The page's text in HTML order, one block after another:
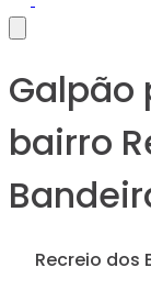
Galpão
bairro
Recreio dos